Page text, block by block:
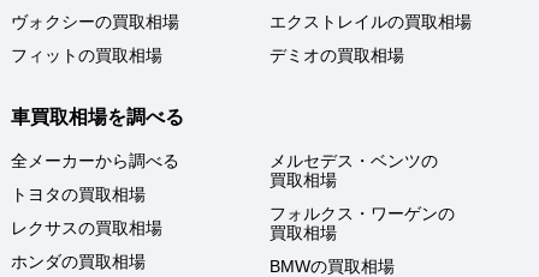
ヴォクシーの買取相場
フィットの買取相場
エクストレイルの買取相場
デミオの買取相場
車買取相場を調べる
全メーカーから調べる
トヨタの買取相場
レクサスの買取相場
ホンダの買取相場
メルセデス・ベンツの
買取相場
フォルクス・ワーゲンの
買取相場
BMWの買取相場